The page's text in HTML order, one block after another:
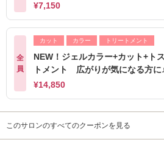
¥7,150
全
員
カット カラー トリートメント
NEW！ジェルカラー+カット+ト
トメント 広がりが気になる方に
¥14,850
このサロンのすべてのクーポンを見る